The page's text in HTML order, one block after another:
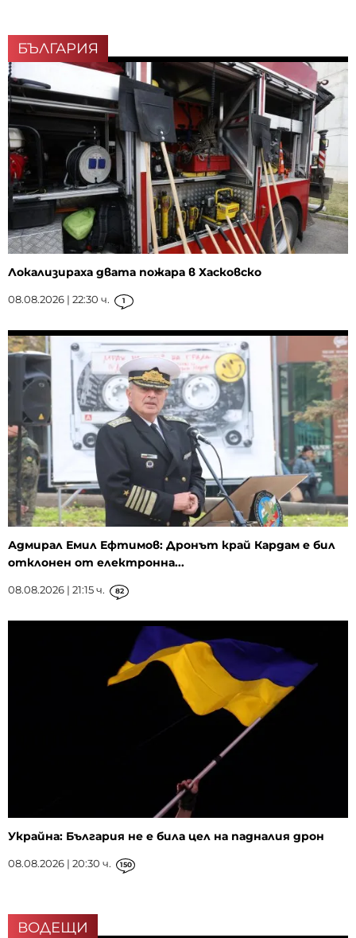
БЪЛГАРИЯ
Локализираха двата пожара в Хасковско
08.08.2026 | 22:30 ч. 1
Адмирал Емил Ефтимов: Дронът край Кардам е бил
отклонен от електронна...
08.08.2026 | 21:15 ч. 82
Украйна: България не е била цел на падналия дрон
08.08.2026 | 20:30 ч. 150
ВОДЕЩИ